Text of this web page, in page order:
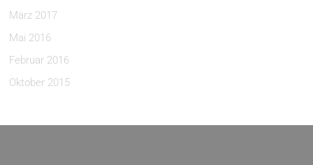
März 2017
Mai 2016
Februar 2016
Oktober 2015